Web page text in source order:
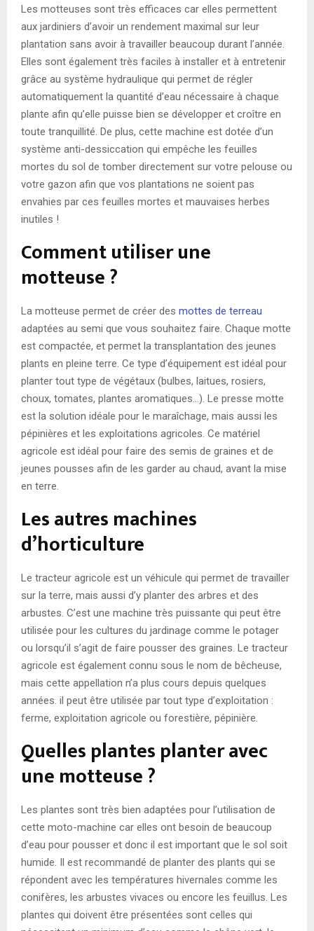
Les motteuses sont très efficaces car elles permettent
aux jardiniers d’avoir un rendement maximal sur leur
plantation sans avoir à travailler beaucoup durant l’année.
Elles sont également très faciles à installer et à entretenir
grâce au système hydraulique qui permet de régler
automatiquement la quantité d’eau nécessaire à chaque
plante afin qu’elle puisse bien se développer et croître en
toute tranquillité. De plus, cette machine est dotée d’un
système anti-dessiccation qui empêche les feuilles
mortes du sol de tomber directement sur votre pelouse ou
votre gazon afin que vos plantations ne soient pas
envahies par ces feuilles mortes et mauvaises herbes
inutiles !
Comment utiliser une
motteuse ?
La motteuse permet de créer des mottes de terreau
adaptées au semi que vous souhaitez faire. Chaque motte
est compactée, et permet la transplantation des jeunes
plants en pleine terre. Ce type d’équipement est idéal pour
planter tout type de végétaux (bulbes, laitues, rosiers,
choux, tomates, plantes aromatiques…). Le presse motte
est la solution idéale pour le maraîchage, mais aussi les
pépinières et les exploitations agricoles. Ce matériel
agricole est idéal pour faire des semis de graines et de
jeunes pousses afin de les garder au chaud, avant la mise
en terre.
Les autres machines
d’horticulture
Le tracteur agricole est un véhicule qui permet de travailler
sur la terre, mais aussi d’y planter des arbres et des
arbustes. C’est une machine très puissante qui peut être
utilisée pour les cultures du jardinage comme le potager
ou lorsqu’il s’agit de faire pousser des graines. Le tracteur
agricole est également connu sous le nom de bêcheuse,
mais cette appellation n’a plus cours depuis quelques
années. il peut être utilisée par tout type d’exploitation :
ferme, exploitation agricole ou forestière, pépinière.
Quelles plantes planter avec
une motteuse ?
Les plantes sont très bien adaptées pour l’utilisation de
cette moto-machine car elles ont besoin de beaucoup
d’eau pour pousser et donc il est important que le sol soit
humide. Il est recommandé de planter des plants qui se
répondent avec les températures hivernales comme les
conifères, les arbustes vivaces ou encore les feuillus. Les
plantes qui doivent être présentées sont celles qui